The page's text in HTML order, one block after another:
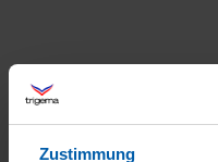
Zustimmung